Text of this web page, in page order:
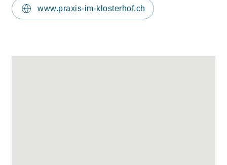
www.praxis-im-klosterhof.ch